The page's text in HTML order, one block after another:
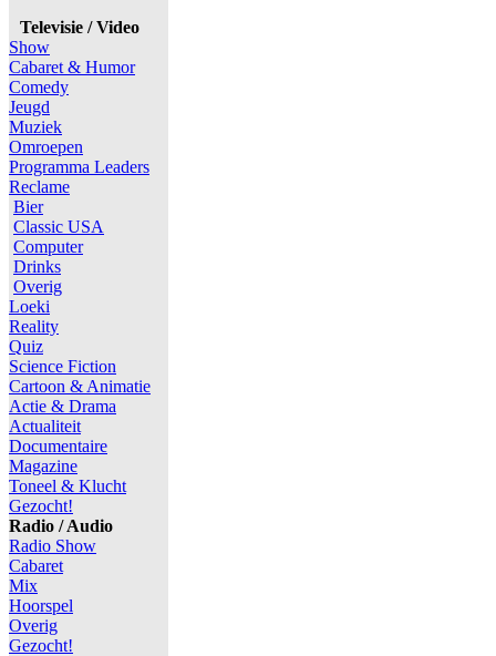
Televisie / Video
Show
Cabaret & Humor
Comedy
Jeugd
Muziek
Omroepen
Programma Leaders
Reclame
Bier
Classic USA
Computer
Drinks
Overig
Loeki
Reality
Quiz
Science Fiction
Cartoon & Animatie
Actie & Drama
Actualiteit
Documentaire
Magazine
Toneel & Klucht
Gezocht!
Radio / Audio
Radio Show
Cabaret
Mix
Hoorspel
Overig
Gezocht!